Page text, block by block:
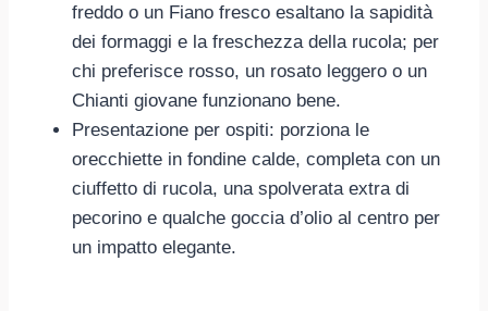
freddo o un Fiano fresco esaltano la sapidità
dei formaggi e la freschezza della rucola; per
chi preferisce rosso, un rosato leggero o un
Chianti giovane funzionano bene.
Presentazione per ospiti: porziona le
orecchiette in fondine calde, completa con un
ciuffetto di rucola, una spolverata extra di
pecorino e qualche goccia d’olio al centro per
un impatto elegante.